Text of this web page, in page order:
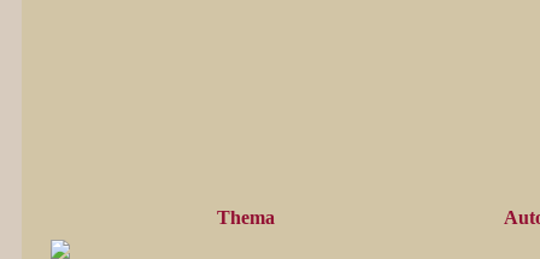
Thema